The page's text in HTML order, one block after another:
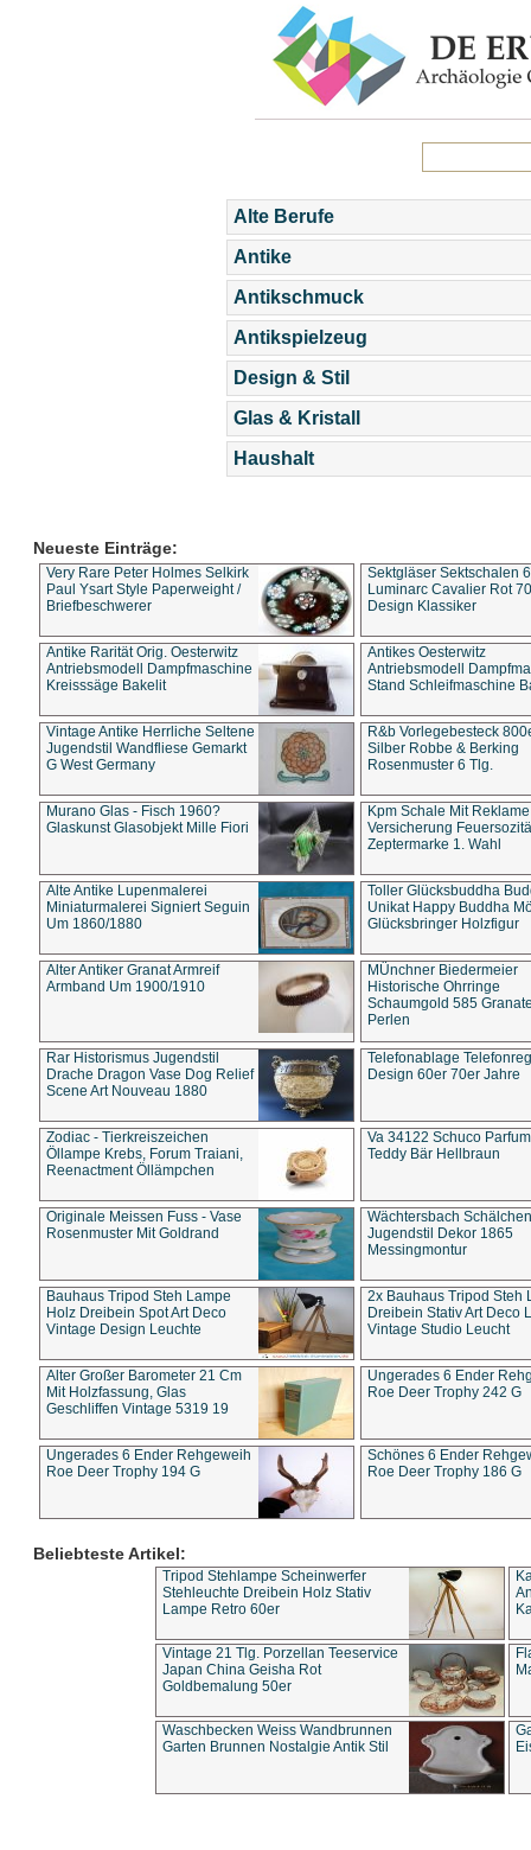
Alte Berufe
Antike
Antikschmuck
Antikspielzeug
Design & Stil
Glas & Kristall
Haushalt
Neueste Einträge:
Very Rare Peter Holmes Selkirk
Paul Ysart Style Paperweight /
Briefbeschwerer
Sektgläser Sektschalen
Luminarc Cavalier Rot
Design Klassiker
Antike Rarität Orig. Oesterwitz
Antriebsmodell Dampfmaschine
Kreisssäge Bakelit
Antikes Oesterwitz
Antriebsmodell
Stand Schleifmaschine
Vintage Antike Herrliche Seltene
Jugendstil Wandfliese Gemarkt
G West Germany
R&b Vorlegebesteck
Silber Robbe & Berking
Rosenmuster 6 Tlg.
Murano Glas - Fisch 1960?
Glaskunst Glasobjekt Mille Fiori
Kpm Schale Mit Reklame
Versicherung
Zeptermarke 1. Wahl
Alte Antike Lupenmalerei
Miniaturmalerei Signiert Seguin
Um 1860/1880
Toller Glücksbuddha
Unikat Happy Buddha
Glücksbringer Holzfigur
Alter Antiker Granat Armreif
Armband Um 1900/1910
MÜnchner Biedermeier
Historische Ohrringe
Schaumgold 585
Perlen
Rar Historismus Jugendstil
Drache Dragon Vase Dog Relief
Scene Art Nouveau 1880
Telefonablage
Design 60er 70er Jahre
Zodiac - Tierkreiszeichen
Öllampe Krebs, Forum Traiani,
Reenactment Öllämpchen
Va 34122 Schuco
Teddy Bär Hellbraun
Originale Meissen Fuss - Vase
Rosenmuster Mit Goldrand
Wächtersbach Schälchen
Jugendstil Dekor 1865
Messingmontur
Bauhaus Tripod Steh Lampe
Holz Dreibein Spot Art Deco
Vintage Design Leuchte
2x Bauhaus Tripod Steh
Dreibein Stativ Art Deco
Vintage Studio Leucht
Alter Großer Barometer 21 Cm
Mit Holzfassung, Glas
Geschliffen Vintage 5319 19
Ungerades 6 Ender
Roe Deer Trophy 242 G
Ungerades 6 Ender Rehgeweih
Roe Deer Trophy 194 G
Schönes 6 Ender
Roe Deer Trophy 186 G
Beliebteste Artikel:
Tripod Stehlampe Scheinwerfer
Stehleuchte Dreibein Holz Stativ
Lampe Retro 60er
Vintage 21 Tlg. Porzellan Teeservice
Japan China Geisha Rot
Goldbemalung 50er
Waschbecken Weiss Wandbrunnen
Garten Brunnen Nostalgie Antik Stil